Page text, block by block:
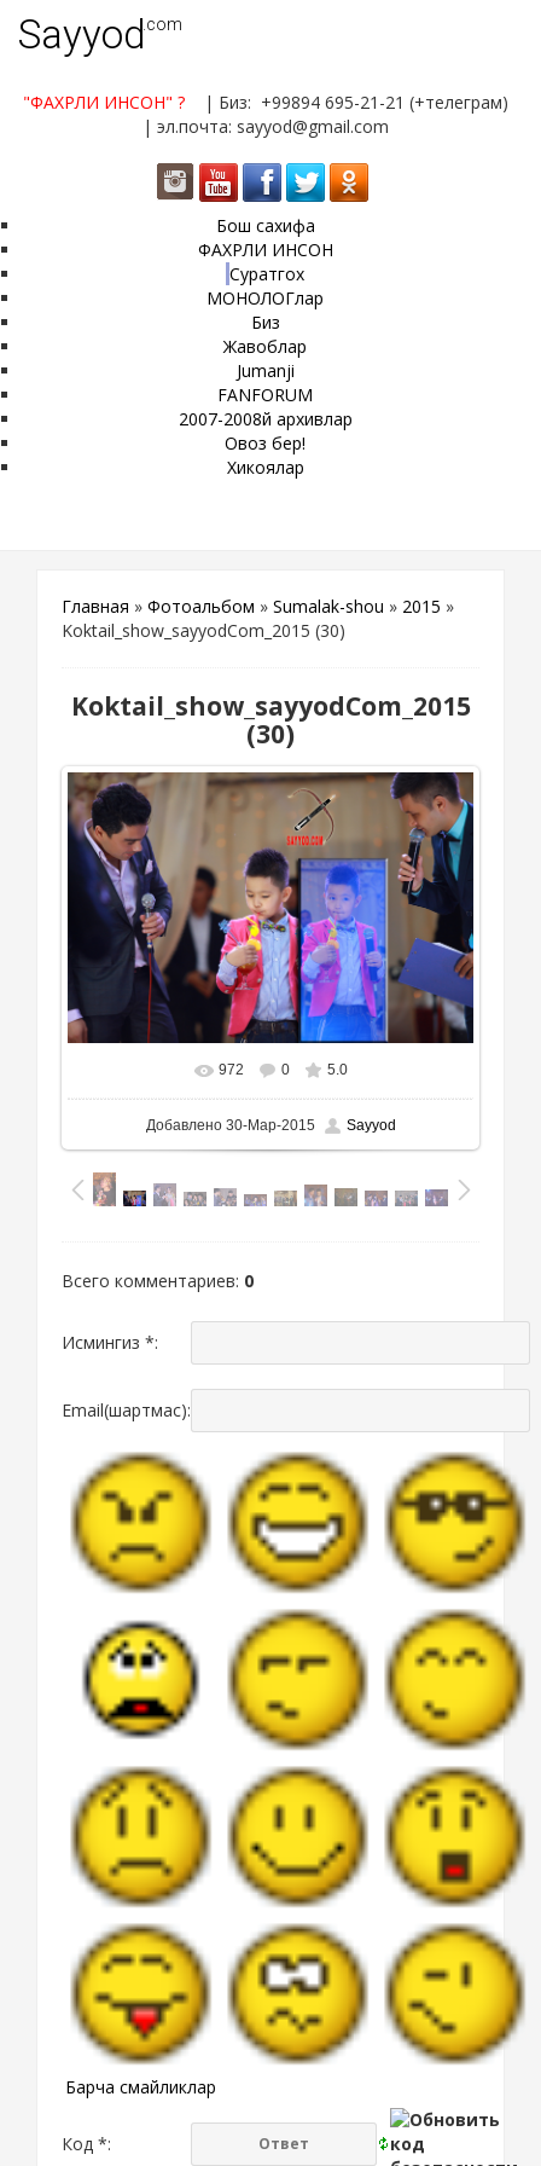
Sayyod.com
"ФАХРЛИ ИНСОН" ?
| Биз: +99894 695-21-21 (+телеграм)
| эл.почта: sayyod@gmail.com
Бош сахифа
ФАХРЛИ ИНСОН
Суратгох
МОНОЛОГлар
Биз
Жавоблар
Jumanji
FANFORUM
2007-2008й архивлар
Овоз бер!
Хикоялар
Главная » Фотоальбом » Sumalak-shou » 2015 »
Koktail_show_sayyodCom_2015 (30)
Koktail_show_sayyodCom_2015
(30)
972 0 5.0
Добавлено30-Мар-2015 Sayyod
Всего комментариев: 0
Исмингиз *:
Email(шартмас):
Барча смайликлар
Код *: